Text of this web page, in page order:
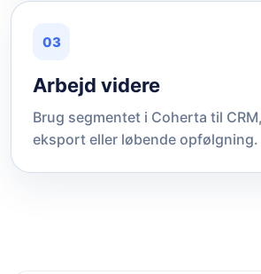
03
Arbejd videre
Brug segmentet i Coherta til
eksport eller løbende opfølgning.